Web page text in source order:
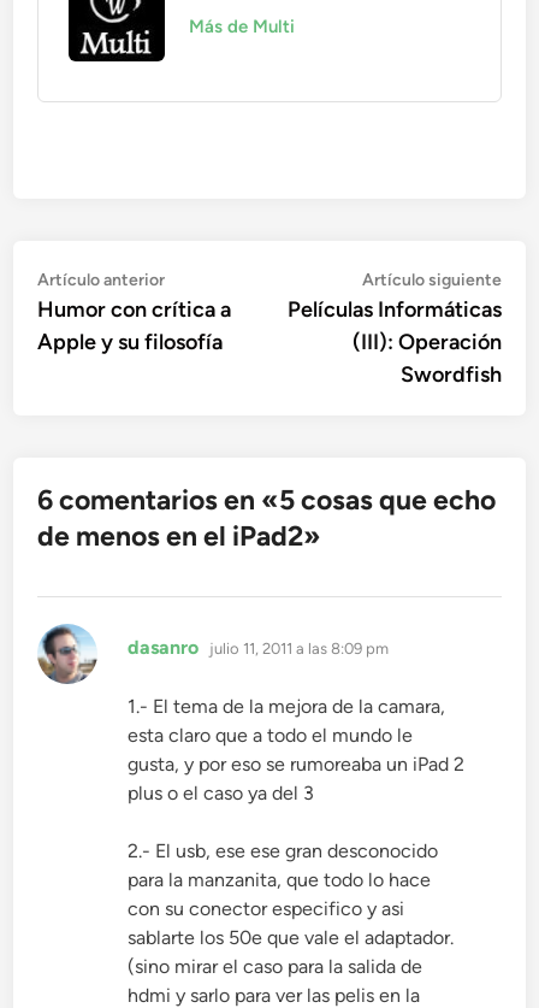
Más de Multi
Navegación
de
entradas
Artículo anteriorArtículo
anterior:
Humor con crítica a
Apple y su filosofía
Artículo siguiente
Películas Informáticas
(III): Operación
Swordfish
6 comentarios en «5 cosas que echo
de menos en el iPad2»
dasanro dice:
julio 11, 2011 a las 8:09 pm
1.- El tema de la mejora de la camara,
esta claro que a todo el mundo le
gusta, y por eso se rumoreaba un iPad 2
plus o el caso ya del 3
2.- El usb, ese ese gran desconocido
para la manzanita, que todo lo hace
con su conector especifico y asi
sablarte los 50e que vale el adaptador.
(sino mirar el caso para la salida de
hdmi y sarlo para ver las pelis en la